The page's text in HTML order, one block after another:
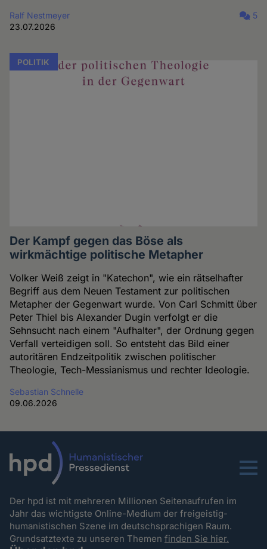
Ralf Nestmeyer
23.07.2026
5
POLITIK
Der Kampf gegen das Böse als
wirkmächtige politische Metapher
Volker Weiß zeigt in "Katechon", wie ein rätselhafter
Begriff aus dem Neuen Testament zur politischen
Metapher der Gegenwart wurde. Von Carl Schmitt über
Peter Thiel bis Alexander Dugin verfolgt er die
Sehnsucht nach einem "Aufhalter", der Ordnung gegen
Verfall verteidigen soll. So entsteht das Bild einer
autoritären Endzeitpolitik zwischen politischer
Theologie, Tech-Messianismus und rechter Ideologie.
Sebastian Schnelle
09.06.2026
Menu
Der hpd ist mit mehreren Millionen Seitenaufrufen im
Jahr das wichtigste Online-Medium der freigeistig-
humanistischen Szene im deutschsprachigen Raum.
Grundsatztexte zu unseren Themenfinden Sie hier.